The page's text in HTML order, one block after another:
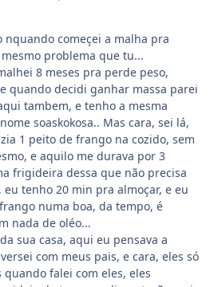
nquando começei a malha pra
problema que tu...
8 meses pra perde peso,
quando decidi ganhar massa parei
tambem, e tenho a mesma
soaskokosa.. Mas cara, sei lá,
1 peito de frango na cozido, sem
e aquilo me durava por 3
frigideira dessa que não precisa
eu tenho 20 min pra almoçar, e eu
numa boa, da tempo, é
nada de oléo...
sua casa, aqui eu pensava a
com meus pais, e cara, eles só
falei com eles, eles